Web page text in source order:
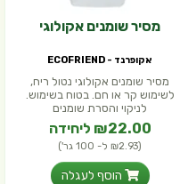
מסיר שומנים אקולוגי
אקופרנד - ECOFRIEND
מסיר שומנים אקולוגי נטול ריח,
לשימוש קר או חם. בטוח בשימוש.
לניקוי והסרת שומנים
₪22.00 ליחידה
(₪2.93 ל- 100 גר')
הוסף לעגלה